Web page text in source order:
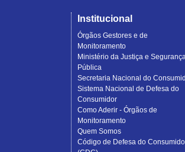
Institucional
Órgãos Gestores e de
Monitoramento
Ministério da Justiça e
Pública
Secretaria Nacional do
Sistema Nacional de Defesa do
Consumidor
Como Aderir - Órgãos de
Monitoramento
Quem Somos
Código de Defesa do